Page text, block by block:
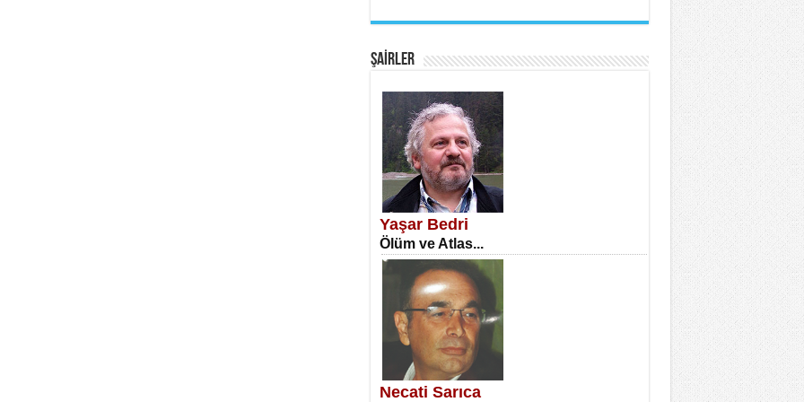
SATILMIŞ ÜMİT ÇETİNKAYA
Erkenlik...
NECLA DİLEK ARSLAN
Öğretmenler Günü Mahkemesi...
ŞAİRLER
Yaşar Bedri
Ölüm ve Atlas...
Necati Sarıca